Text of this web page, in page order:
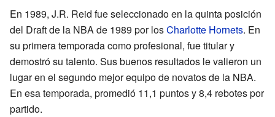
En 1989, J.R. Reid fue seleccionado en la quinta posición
del Draft de la NBA de 1989 por losCharlotte Hornets. En
su primera temporada como profesional, fue titular y
demostró su talento. Sus buenos resultados le valieron un
lugar en el segundo mejor equipo de novatos de la NBA.
En esa temporada, promedió 11,1 puntos y 8,4 rebotes por
partido.